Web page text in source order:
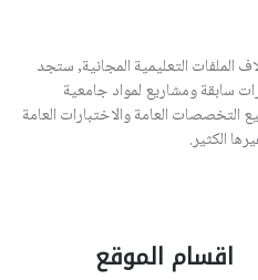
الملفات التعليمية المجانية, ستجد
سابقة ومشاريع لمواد جامعية
العامة والاختبارات العامة
اقسام الموقع